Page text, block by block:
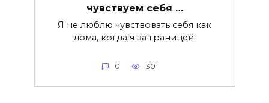
чувствуем себя …
Я не люблю чувствовать себя как
дома, когда я за границей.
0 30